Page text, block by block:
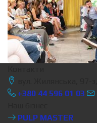
+380 44 596 01 03
PULP MASTER